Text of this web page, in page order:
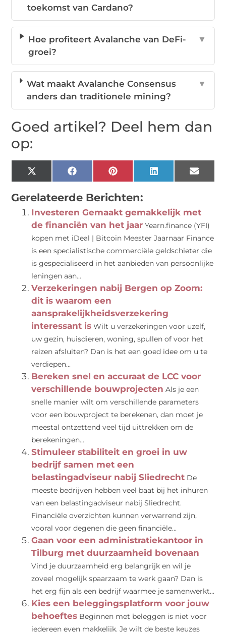
toekomst van Cardano?
Hoe profiteert Avalanche van DeFi-
groei?
▼
Wat maakt Avalanche Consensus
anders dan traditionele mining?
▼
Goed artikel? Deel hem dan
op:
X
(Twitter)
FacebookPinterestLinkedIn Email
Gerelateerde Berichten:
Investeren Gemaakt gemakkelijk met
de financiën van het jaar Yearn.finance (YFI)
kopen met iDeal | Bitcoin Meester Jaarnaar Finance
is een specialistische commerciële geldschieter die
is gespecialiseerd in het aanbieden van persoonlijke
leningen aan...
Verzekeringen nabij Bergen op Zoom:
dit is waarom een
aansprakelijkheidsverzekering
interessant is Wilt u verzekeringen voor uzelf,
uw gezin, huisdieren, woning, spullen of voor het
reizen afsluiten? Dan is het een goed idee om u te
verdiepen...
Bereken snel en accuraat de LCC voor
verschillende bouwprojecten Als je een
snelle manier wilt om verschillende parameters
voor een bouwproject te berekenen, dan moet je
meestal ontzettend veel tijd uittrekken om de
berekeningen...
Stimuleer stabiliteit en groei in uw
bedrijf samen met een
belastingadviseur nabij Sliedrecht De
meeste bedrijven hebben veel baat bij het inhuren
van een belastingadviseur nabij Sliedrecht.
Financiële overzichten kunnen verwarrend zijn,
vooral voor degenen die geen financiële...
Gaan voor een administratiekantoor in
Tilburg met duurzaamheid bovenaan
Vind je duurzaamheid erg belangrijk en wil je
zoveel mogelijk spaarzaam te werk gaan? Dan is
het erg fijn als een bedrijf waarmee je samenwerkt...
Kies een beleggingsplatform voor jouw
behoeftes Beginnen met beleggen is niet voor
iedereen even makkelijk. Je wilt de beste keuzes